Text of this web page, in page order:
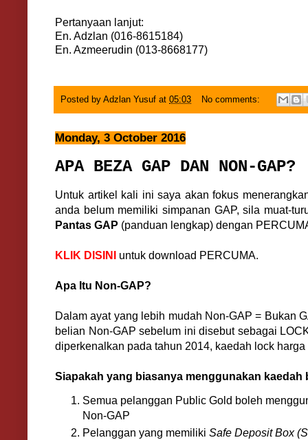
Pertanyaan lanjut:
En. Adzlan (016-8615184)
En. Azmeerudin (013-8668177)
Posted by Adzlan Yusuf at 05:03 No comments:
Monday, 3 October 2016
APA BEZA GAP DAN NON-GAP?
Untuk artikel kali ini saya akan fokus
anda belum memiliki simpanan GAP, sila muat-
Pantas GAP (panduan lengkap) dengan
KLIK DISINI untuk download PERCUMA.
Apa Itu Non-GAP?
Dalam ayat yang lebih mudah Non-GAP = Bukan
belian Non-GAP sebelum ini disebut sebagai
diperkenalkan pada tahun 2014, kaedah lock
Siapakah yang biasanya menggunakan kaedah
Semua pelanggan Public Gold boleh
Non-GAP
Pelanggan yang memiliki Safe Deposit Box